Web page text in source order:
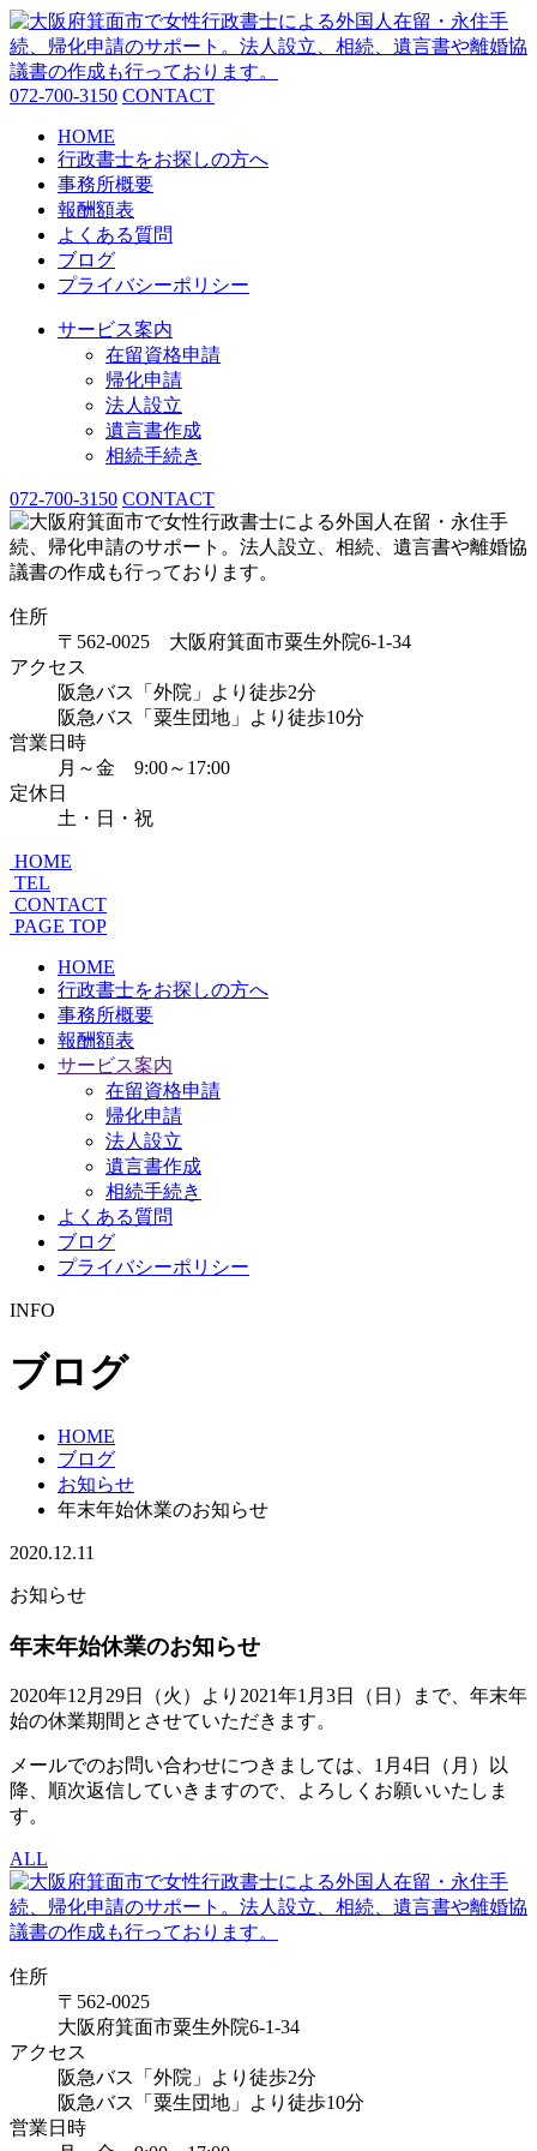
072-700-3150 CONTACT
HOME
行政書士をお探しの方へ
事務所概要
報酬額表
よくある質問
ブログ
プライバシーポリシー
サービス案内
在留資格申請
帰化申請
法人設立
遺言書作成
相続手続き
072-700-3150 CONTACT
住所
〒562-0025 大阪府箕面市粟生外院6-1-34
アクセス
阪急バス「外院」より徒歩2分
阪急バス「粟生団地」より徒歩10分
営業日時
月～金 9:00～17:00
定休日
土・日・祝
HOME
TEL
CONTACT
PAGE TOP
HOME
行政書士をお探しの方へ
事務所概要
報酬額表
サービス案内
在留資格申請
帰化申請
法人設立
遺言書作成
相続手続き
よくある質問
ブログ
プライバシーポリシー
INFO
ブログ
HOME
ブログ
お知らせ
年末年始休業のお知らせ
2020.12.11
お知らせ
年末年始休業のお知らせ
2020年12月29日（火）より2021年1月3日（日）まで、年末年
始の休業期間とさせていただきます。
メールでのお問い合わせにつきましては、1月4日（月）以
降、順次返信していきますので、よろしくお願いいたしま
す。
ALL
住所
〒562-0025
大阪府箕面市粟生外院6-1-34
アクセス
阪急バス「外院」より徒歩2分
阪急バス「粟生団地」より徒歩10分
営業日時